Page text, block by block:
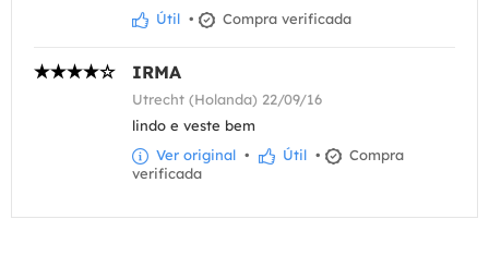
Útil • Compra verificada
IRMA
Utrecht (Holanda) 22/09/16
lindo e veste bem
Ver original • Útil •
Compra
verificada